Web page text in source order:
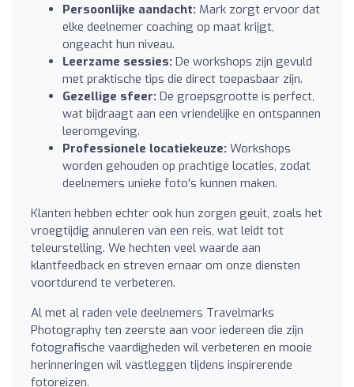
Persoonlijke aandacht: Mark zorgt ervoor dat
elke deelnemer coaching op maat krijgt,
ongeacht hun niveau.
Leerzame sessies: De workshops zijn gevuld
met praktische tips die direct toepasbaar zijn.
Gezellige sfeer: De groepsgrootte is perfect,
wat bijdraagt aan een vriendelijke en ontspannen
leeromgeving.
Professionele locatiekeuze: Workshops
worden gehouden op prachtige locaties, zodat
deelnemers unieke foto's kunnen maken.
Klanten hebben echter ook hun zorgen geuit, zoals het
vroegtijdig annuleren van een reis, wat leidt tot
teleurstelling. We hechten veel waarde aan
klantfeedback en streven ernaar om onze diensten
voortdurend te verbeteren.
Al met al raden vele deelnemers Travelmarks
Photography ten zeerste aan voor iedereen die zijn
fotografische vaardigheden wil verbeteren en mooie
herinneringen wil vastleggen tijdens inspirerende
fotoreizen.